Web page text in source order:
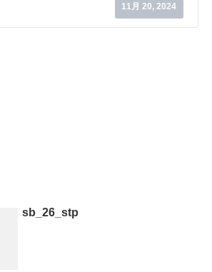
11月 20, 2024
sb_26_stp